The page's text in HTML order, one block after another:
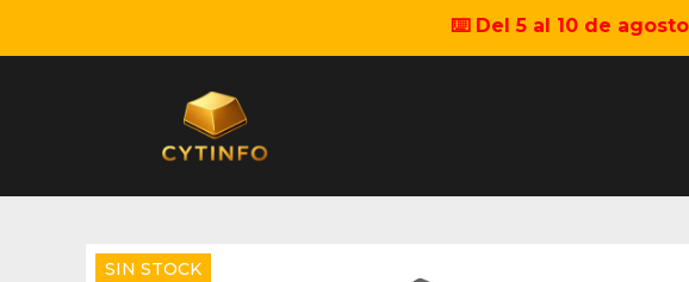
⌨️ Del 5 al 10 de
SIN STOCK